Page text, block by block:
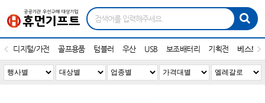
디지털/가전 골프용품 텀블러 우산 USB 보조배터리 기획전 베스트